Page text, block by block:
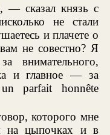
, — сказал князь с
не стали
и плачете о
не совестно? Я
и главное — за
un parfait honnête
которого мне
на цыпочках и в